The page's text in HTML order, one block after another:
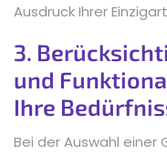
Ausdruck Ihrer
3.
und
Ihre
Bei der Auswahl einer